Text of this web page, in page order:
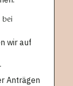
wir auf
Anträgen